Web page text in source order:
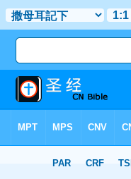
章 1 > 聖經金句 1